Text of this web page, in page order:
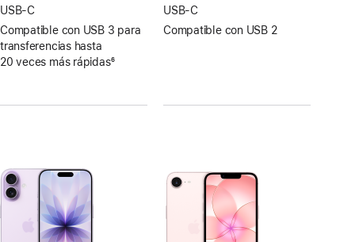
USB‑C
Compatible con USB 3 para
transferencias hasta
20 veces más rápidas
pie
6
USB‑C
Compatible con USB 2